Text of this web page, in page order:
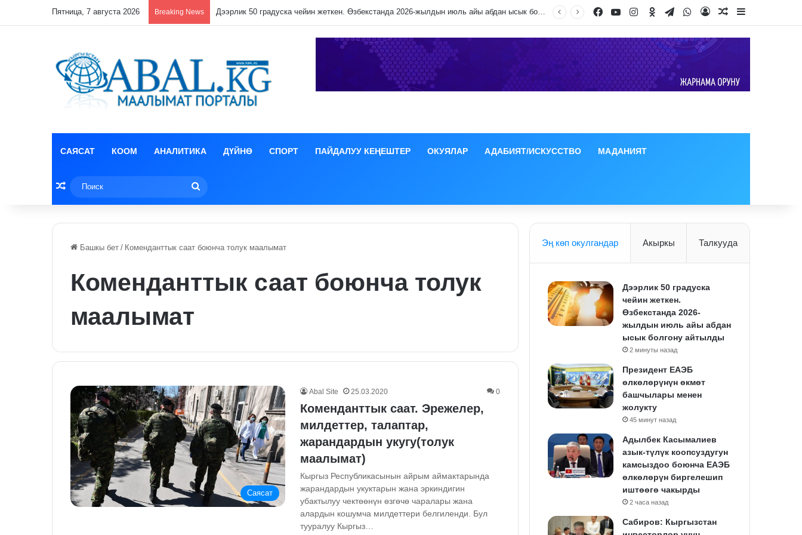
Пятница, 7 августа 2026 Breaking News Дээрлик 50 градуска чейин жеткен. Өзбекстанда 2026-жылдын июль айы абдан ысык болгону айтылды FacebookYouTubeInstagram
Odnoklassniki
TelegramWhatsApp
Log InRandom Article
САЯСАТ КООМ АНАЛИТИКА ДҮЙНӨ СПОРТ ПАЙДАЛУУ КЕҢЕШТЕР ОКУЯЛАР АДАБИЯТ/ИСКУССТВО МАДАНИЯТ
Random Article
Башкы бет / Коменданттык саат боюнча толук маалымат
Коменданттык саат боюнча толук
маалымат
Саясат
Abal Site 25.03.2020 0
Коменданттык саат. Эрежелер,
милдеттер, талаптар,
жарандардын укугу(толук
маалымат)
Кыргыз Республикасынын айрым аймактарында
жарандардын укуктарын жана эркиндигин
убактылуу чектөөнүн өзгөчө чаралары жана
алардын кошумча милдеттери белгиленди. Бул
тууралуу Кыргыз…
Эң көп окулгандар Акыркы Талкууда
Дээрлик 50 градуска
чейин жеткен.
Өзбекстанда 2026-
жылдын июль айы абдан
ысык болгону айтылды
2 минуты назад
Президент ЕАЭБ
өлкөлөрүнүн өкмөт
башчылары менен
жолукту
45 минут назад
Адылбек Касымалиев
азык-түлүк коопсуздугун
камсыздоо боюнча ЕАЭБ
өлкөлөрүн биргелешип
иштөөгө чакырды
2 часа назад
Сабиров: Кыргызстан